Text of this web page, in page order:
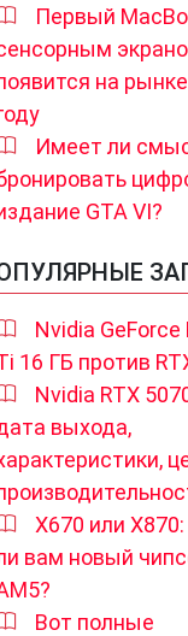
Первый
на
Имеет ли
GTA VI?
Nvidia GeForce
16 ГБ против
Nvidia RTX
выхода,
X670 или
вам новый
Вот полные